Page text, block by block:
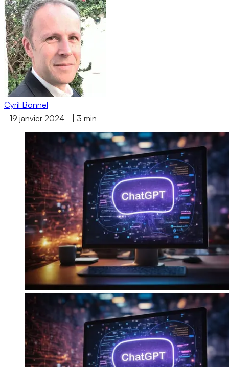
Cyril Bonnel
- 19 janvier 2024 - 3 min